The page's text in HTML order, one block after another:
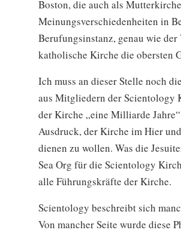
Boston, die auch als
Meinungsverschiedenheiten in
Berufungsinstanz, genau wie
katholische Kirche die obersten
Ich muss an dieser Stelle noch
aus Mitgliedern der Scientology
der Kirche „eine Milliarde
Ausdruck, der Kirche im Hier
dienen zu wollen. Was die
Sea Org für die Scientology
alle Führungskräfte der Kirche.
Scientology beschreibt sich
Von mancher Seite wurde diese